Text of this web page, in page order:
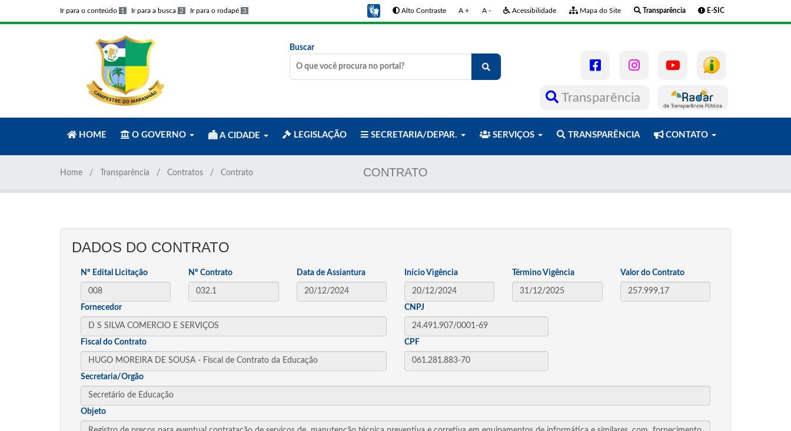
Ir para o conteúdo 1 Ir para a busca 2 Ir para o rodapé 3 Alto Contraste A + A - Acessibilidade Mapa do Site Transparência E-SIC
Buscar
Transparência
HOME O GOVERNO A CIDADE LEGISLAÇÃO SECRETARIA/DEPAR. SERVIÇOS TRANSPARÊNCIA CONTATO
CONTRATO
Home Transparência Contratos Contrato
DADOS DO CONTRATO
Nº Edital Licitação Nº Contrato Data de Assiantura Início Vigência Término Vigência Valor do Contrato
Fornecedor CNPJ
Fiscal do Contrato CPF
Secretaria/Orgão
Objeto